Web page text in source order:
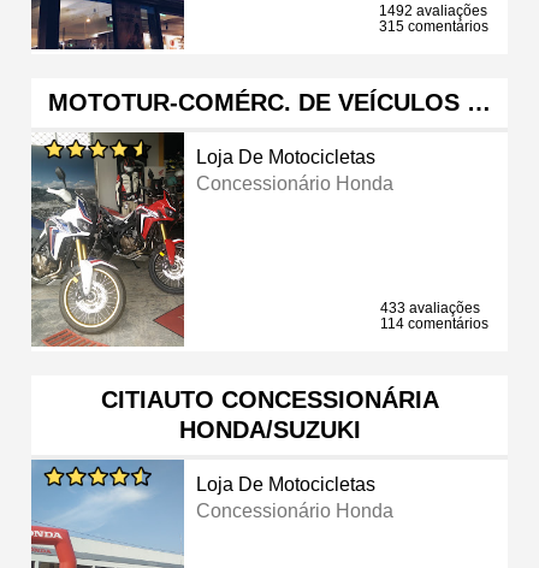
1492 avaliações
315 comentários
MOTOTUR-COMÉRC. DE VEÍCULOS …
Loja De Motocicletas
Concessionário Honda
433 avaliações
114 comentários
CITIAUTO CONCESSIONÁRIA
HONDA/SUZUKI
Loja De Motocicletas
Concessionário Honda